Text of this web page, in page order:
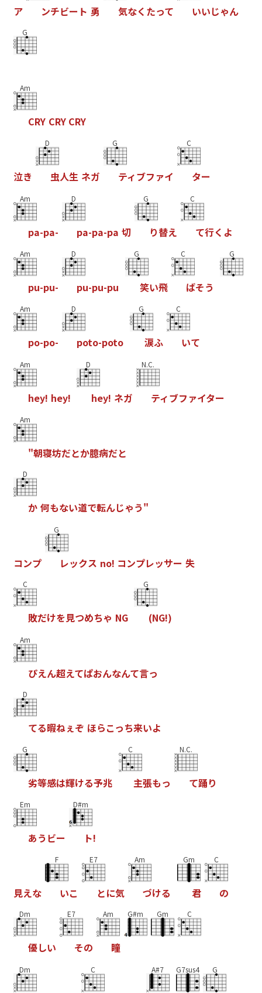
ア ンチビー ト 勇 気なく たって いいじゃん
G
Am
CRY CRY CRY
泣き
D
虫人生 ネガ
G
ティブフ ァイ
C
ター
Am
pa-pa-
D
pa-pa-pa 切
G
り替え
C
て行く よ
Am
pu-pu-
D
pu-pu-pu
G
笑い飛
C
ばそう
G
Am
po-po-
D
poto-poto
G
涙ふ
C
いて
Am
hey! hey!
D
hey! ネガ
N.C.
ティブフ ァイター
Am
"朝寝坊だとか臆病だと
D
か 何もない道で転んじゃう"
コンプ
G
レックス no! コンプレッサー 失
C
敗だけを見つめちゃ NG
G
(NG!)
Am
ぴえん超えてぱおんなんて言っ
D
てる暇ねぇぞ ほらこっち来いよ
G
劣等感は輝ける予兆
C
主張もっ
N.C.
て踊り
Em
あう ビー
D#m
ト!
見えな
F
いこ
E7
とに気
Am
づける
Gm
君
C
の
Dm
優しい
E7
その
Am
瞳
G#m Gm C
Dm C A#7 G7sus4 G